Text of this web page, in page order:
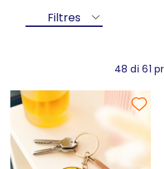
Filtres
48 di 61